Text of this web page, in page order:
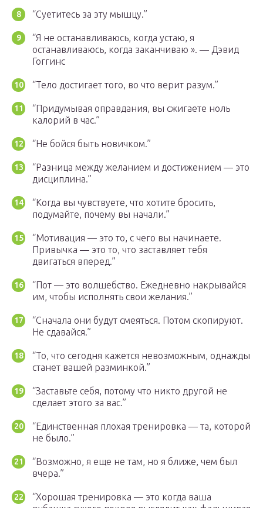
“Суетитесь за эту мышцу.”
“Я не останавливаюсь, когда устаю, я
останавливаюсь, когда заканчиваю ». — Дэвид
Гоггинс
“Тело достигает того, во что верит разум.”
“Придумывая оправдания, вы сжигаете ноль
калорий в час.”
“Не бойся быть новичком.”
“Разница между желанием и достижением — это
дисциплина.”
“Когда вы чувствуете, что хотите бросить,
подумайте, почему вы начали.”
“Мотивация — это то, с чего вы начинаете.
Привычка — это то, что заставляет тебя
двигаться вперед.”
“Пот — это волшебство. Ежедневно накрывайся
им, чтобы исполнять свои желания.”
“Сначала они будут смеяться. Потом скопируют.
Не сдавайся.”
“То, что сегодня кажется невозможным, однажды
станет вашей разминкой.”
“Заставьте себя, потому что никто другой не
сделает этого за вас.”
“Единственная плохая тренировка — та, которой
не было.”
“Возможно, я еще не там, но я ближе, чем был
вчера.”
“Хорошая тренировка — это когда ваша